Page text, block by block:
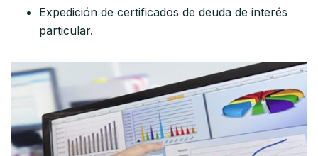
Expedición de certificados de deuda de interés
particular.